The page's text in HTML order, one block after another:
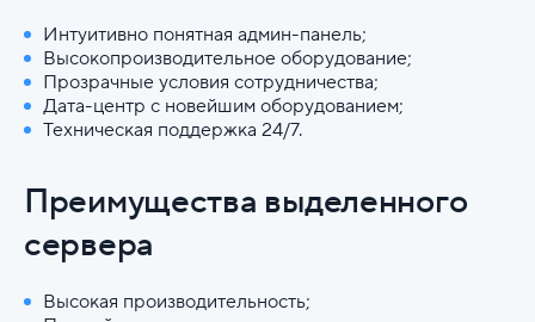
Интуитивно понятная админ-панель;
Высокопроизводительное оборудование;
Прозрачные условия сотрудничества;
Дата-центр с новейшим оборудованием;
Техническая поддержка 24/7.
Преимущества выделенного
сервера
Высокая производительность;